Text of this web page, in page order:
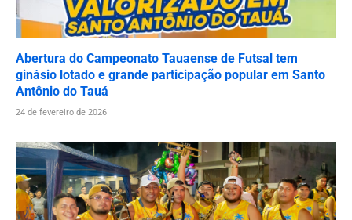
Abertura do Campeonato Tauaense de Futsal tem
ginásio lotado e grande participação popular em Santo
Antônio do Tauá
24 de fevereiro de 2026